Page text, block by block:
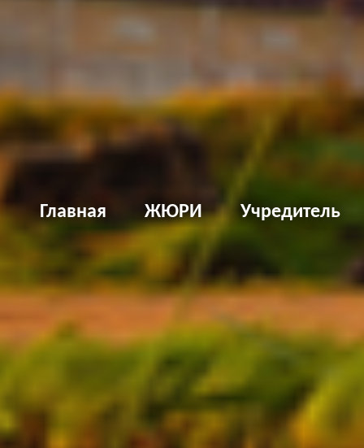
Главная ЖЮРИ Учредитель